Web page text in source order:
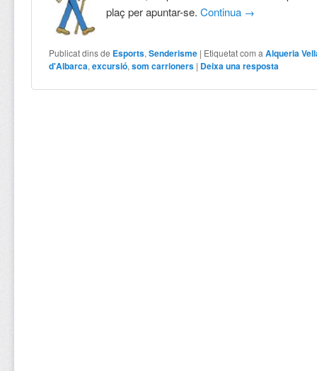
plaç per apuntar-se.Continua →
Publicat dins de Esports,Senderisme | Etiquetat com a Alqueria
d'Albarca,excursió,som carrioners | Deixa una resposta